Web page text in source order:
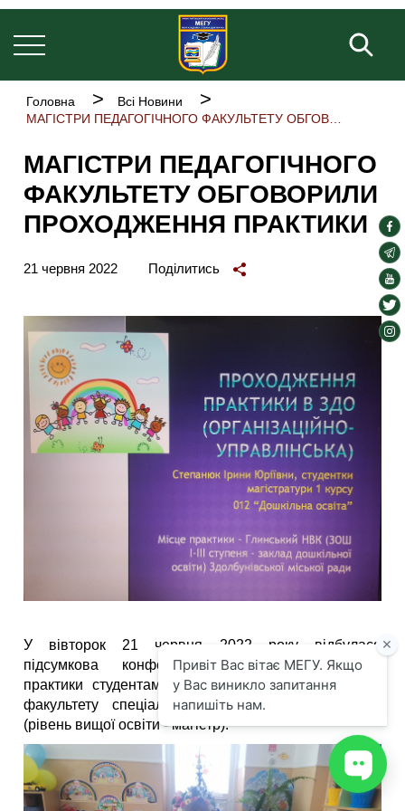
Перейти
до
основного
вмісту
Основна
Рядок
навіґації
Головна
Всі Новини
МАГІСТРИ ПЕДАГОГІЧНОГО
ФАКУЛЬТЕТУ ОБГОВОРИЛИ
ПРОХОДЖЕННЯ ПРАКТИКИ
21 червня 2022 Поділитись
У вівторок 21 червня 2022 року відбулася
підсумкова конференція щодо проходження
практики студентами першого курсу педагогічного
факультету спеціальності 012 Дошкільна освіта
(рівень вищої освіти - магістр).